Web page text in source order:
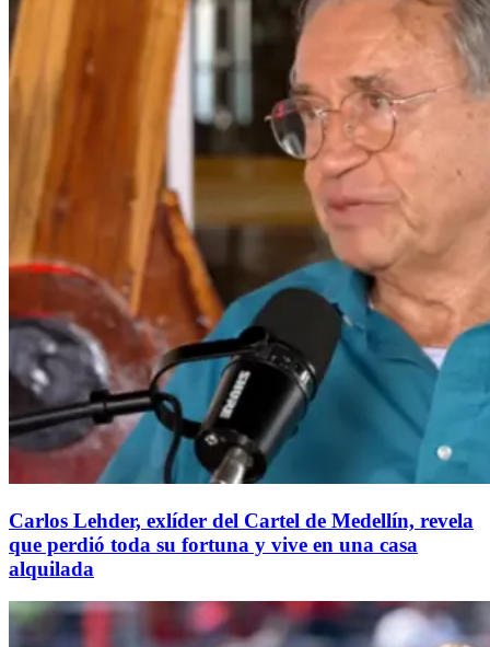
Carlos Lehder, exlíder del Cartel de Medellín, revela
que perdió toda su fortuna y vive en una casa
alquilada